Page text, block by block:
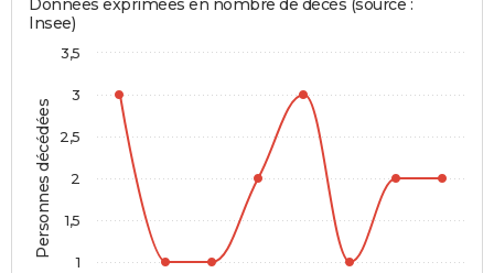
Personnes décédées
Données exprimées en nombre de décès (source :
Insee)
1
1,5
2
2,5
3
3,5